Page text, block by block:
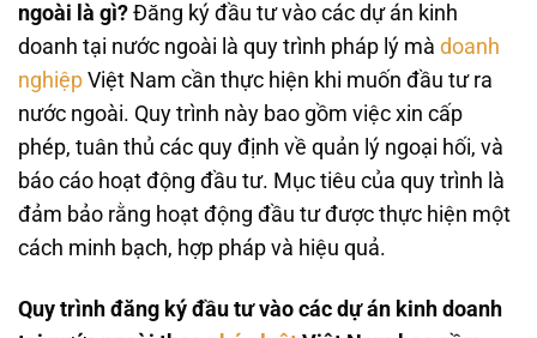
ngoài là gì? Đăng ký đầu tư vào các dự án kinh
doanh tại nước ngoài là quy trình pháp lý mà doanh
nghiệp Việt Nam cần thực hiện khi muốn đầu tư ra
nước ngoài. Quy trình này bao gồm việc xin cấp
phép, tuân thủ các quy định về quản lý ngoại hối, và
báo cáo hoạt động đầu tư. Mục tiêu của quy trình là
đảm bảo rằng hoạt động đầu tư được thực hiện một
cách minh bạch, hợp pháp và hiệu quả.
Quy trình đăng ký đầu tư vào các dự án kinh doanh